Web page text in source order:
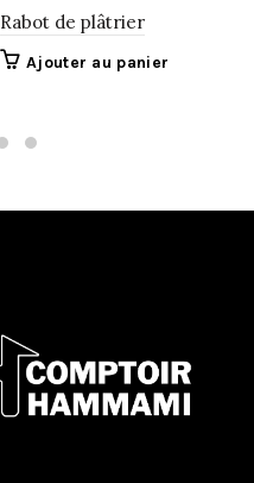
Rabot de plâtrier
Ajouter au panier